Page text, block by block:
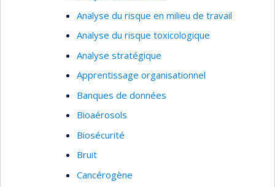
Analyse du risque en milieu de travail
Analyse du risque toxicologique
Analyse stratégique
Apprentissage organisationnel
Banques de données
Bioaérosols
Biosécurité
Bruit
Cancérogène